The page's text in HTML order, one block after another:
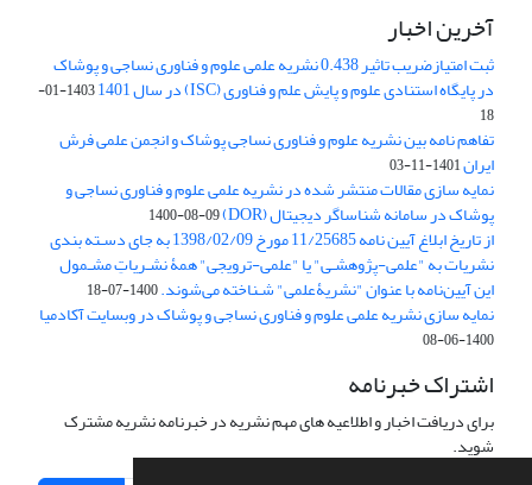
آخرین اخبار
ثبت امتیازضریب تاثیر 0.438 نشریه علمی علوم و فناوری نساجی و پوشاک
در پایگاه استنادی علوم و پایش علم و فناوری (ISC) در سال 1401
1403-01-
18
تفاهم نامه بین نشریه علوم و فناوری نساجی پوشاک و انجمن علمی فرش
ایران1401-11-03
نمایه سازی مقالات منتشر شده در نشریه علمی علوم و فناوری نساجی و
پوشاک در سامانه شناساگر دیجیتال (DOR) 1400-08-09
از تاریخ ابلاغ آیین نامه 11/25685 مورخ 1398/02/09 به جای دسـته بندی
نشریات به "علمی-پژوهشـی" یا "علمی-ترویجی" همۀ نشـریاتِ مشـمول
این آیین‌نامه با عنوان "نشریۀعلمی" شـناخته می‌شوند.1400-07-18
نمایه سازی نشریه علمی علوم و فناوری نساجی و پوشاک در وبسایت آکادمیا
1400-06-08
اشتراک خبرنامه
برای دریافت اخبار و اطلاعیه های مهم نشریه در خبرنامه نشریه مشترک
شوید.